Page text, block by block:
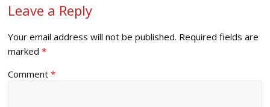
Leave a Reply
Your email address will not be published. Required fields are
marked*
Comment*